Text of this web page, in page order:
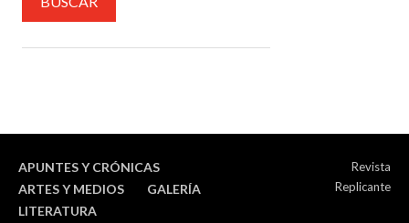
APUNTES Y CRÓNICAS
ARTES Y MEDIOS
GALERÍA
LITERATURA
Revista
Replicante